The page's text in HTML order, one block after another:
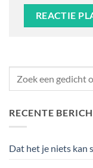
RECENTE
Dat het je niets kan